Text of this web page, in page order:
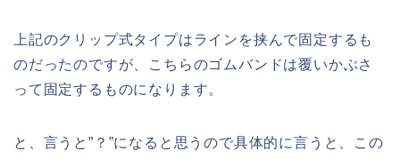
上記のクリップ式タイプはラインを挟んで固定するも
のだったのですが、こちらのゴムバンドは覆いかぶさ
って固定するものになります。
と、言うと”？”になると思うので具体的に言うと、この